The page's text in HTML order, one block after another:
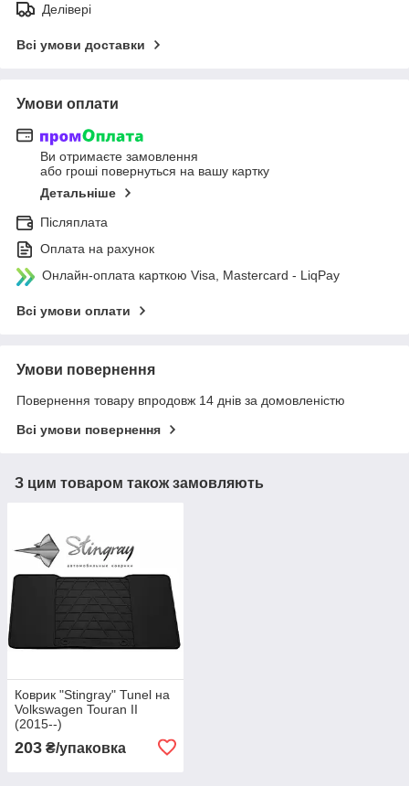
Делівері
Всі умови доставки
Умови оплати
Ви отримаєте замовлення
або гроші повернуться на вашу картку
Детальніше
Післяплата
Оплата на рахунок
Онлайн-оплата карткою Visa, Mastercard - LiqPay
Всі умови оплати
Умови повернення
Повернення товару впродовж 14 днів за домовленістю
Всі умови повернення
З цим товаром також замовляють
Коврик "Stingray" Tunel на
Volkswagen Touran II
(2015--)
203 ₴/упаковка